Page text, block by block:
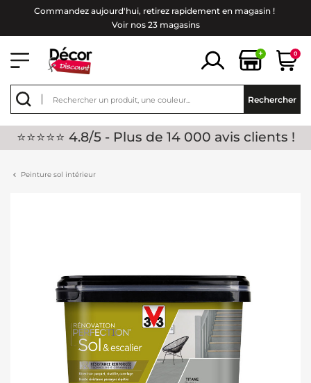
Commandez aujourd'hui, retirez rapidement en magasin !
Voir nos 23 magasins
+ 0
Rechercher
⭐⭐⭐⭐⭐ 4.8/5 - Plus de 14 000 avis clients !
Peinture sol intérieur